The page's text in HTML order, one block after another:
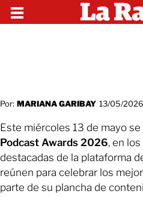
Por: MARIANA GARIBAY 13/05/
Este miércoles 13 de mayo
Podcast Awards 2026, en
destacadas de la plataforma
reúnen para celebrar los
parte de su plancha de